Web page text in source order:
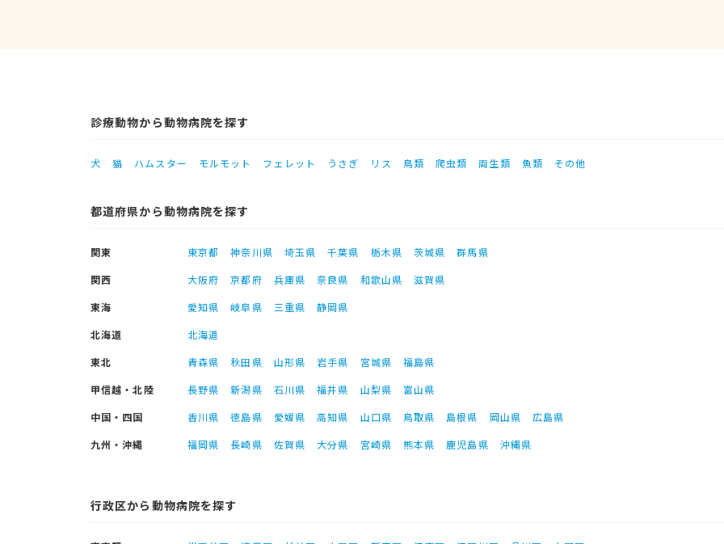
診療動物から動物病院を探す
犬 猫 ハムスター モルモット フェレット うさぎ リス 鳥類 爬虫類 両生類 魚類 その他
都道府県から動物病院を探す
関東 東京都 神奈川県 埼玉県 千葉県 栃木県 茨城県
群馬県
関西
大阪府 京都府 兵庫県 奈良県 和歌山県
滋賀県
東海
愛知県 岐阜県 三重県
静岡県
北海道
北海道
東北
青森県 秋田県 山形県 岩手県 宮城県
福島県
甲信越・北陸
長野県 新潟県 石川県 福井県 山梨県
富山県
中国・四国
香川県 徳島県 愛媛県 高知県 山口県 鳥取県 島根県 岡山県
広島県
九州・沖縄
福岡県 長崎県 佐賀県 大分県 宮崎県 熊本県 鹿児島県 沖縄県
行政区から動物病院を探す